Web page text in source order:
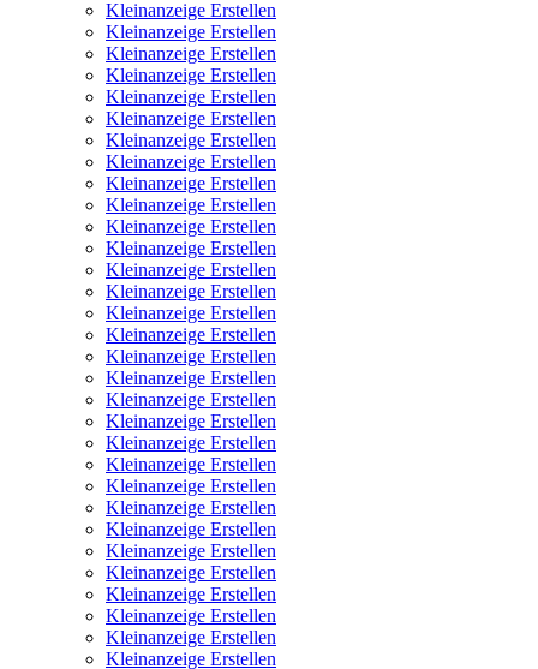
Kleinanzeige Erstellen
Kleinanzeige Erstellen
Kleinanzeige Erstellen
Kleinanzeige Erstellen
Kleinanzeige Erstellen
Kleinanzeige Erstellen
Kleinanzeige Erstellen
Kleinanzeige Erstellen
Kleinanzeige Erstellen
Kleinanzeige Erstellen
Kleinanzeige Erstellen
Kleinanzeige Erstellen
Kleinanzeige Erstellen
Kleinanzeige Erstellen
Kleinanzeige Erstellen
Kleinanzeige Erstellen
Kleinanzeige Erstellen
Kleinanzeige Erstellen
Kleinanzeige Erstellen
Kleinanzeige Erstellen
Kleinanzeige Erstellen
Kleinanzeige Erstellen
Kleinanzeige Erstellen
Kleinanzeige Erstellen
Kleinanzeige Erstellen
Kleinanzeige Erstellen
Kleinanzeige Erstellen
Kleinanzeige Erstellen
Kleinanzeige Erstellen
Kleinanzeige Erstellen
Kleinanzeige Erstellen